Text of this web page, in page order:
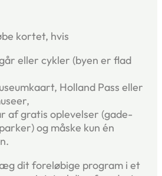
kortet, hvis
eller cykler (byen er flad
Holland Pass eller
af gratis oplevelser (gade­
og måske kun én
dit foreløbige program i et